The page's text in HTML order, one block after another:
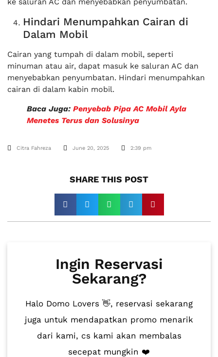
Hindari Menumpahkan Cairan di
Dalam Mobil
Cairan yang tumpah di dalam mobil, seperti
minuman atau air, dapat masuk ke saluran AC dan
menyebabkan penyumbatan. Hindari menumpahkan
cairan di dalam kabin mobil.
Baca Juga: Penyebab Pipa AC Mobil Ayla
Menetes Terus dan Solusinya
Citra Fahreza June 20, 2025 2:39 pm
SHARE THIS POST​
Ingin Reservasi
Sekarang?
Halo Domo Lovers 👋, reservasi sekarang
juga untuk mendapatkan promo menarik
dari kami, cs kami akan membalas
secepat mungkin ❤️